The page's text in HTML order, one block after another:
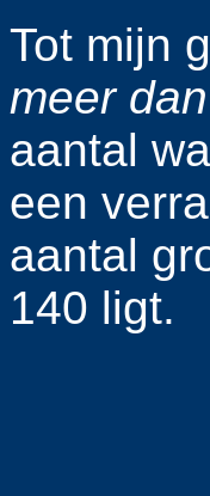
Tot mijn
meer
aantal
een
aantal
140 ligt.